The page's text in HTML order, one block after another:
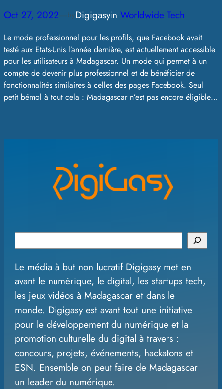
Oct 27, 2022— byDigigasyin Worldwide Tech
Le mode professionnel pour les profils, que Facebook avait
testé aux Etats-Unis l’année dernière, est actuellement accessible
pour les utilisateurs à Madagascar. Un mode qui permet à un
compte de devenir plus professionnel et de bénéficier de
fonctionnalités similaires à celles des pages Facebook. Seul
petit bémol à tout cela : Madagascar n’est pas encore éligible…
e
a
r
c
h
Le média à but non lucratif Digigasy met en
avant le numérique, le digital, les startups tech,
les jeux vidéos à Madagascar et dans le
monde. Digigasy est avant tout une initiative
pour le développement du numérique et la
promotion culturelle du digital à travers :
concours, projets, événements, hackatons et
ESN. Ensemble on peut faire de Madagascar
un leader du numérique.